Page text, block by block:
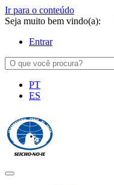
Ir para o conteúdo
Seja muito bem vindo(a):
Entrar
PT
ES